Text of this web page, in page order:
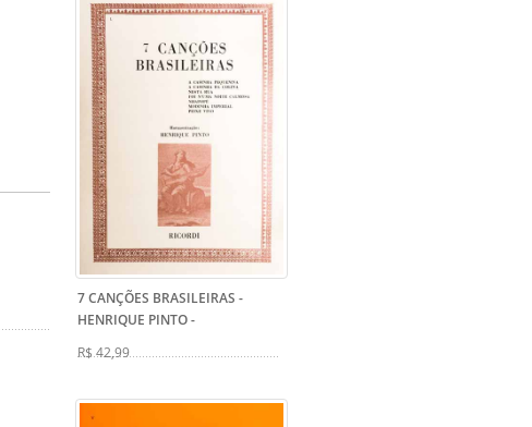
7 CANÇÕES BRASILEIRAS -
HENRIQUE PINTO-
R$ 42,99